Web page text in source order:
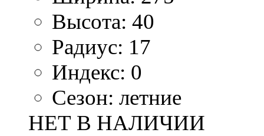
Высота: 40
Радиус: 17
Индекс: 0
Сезон: летние
НЕТ В НАЛИЧИИ